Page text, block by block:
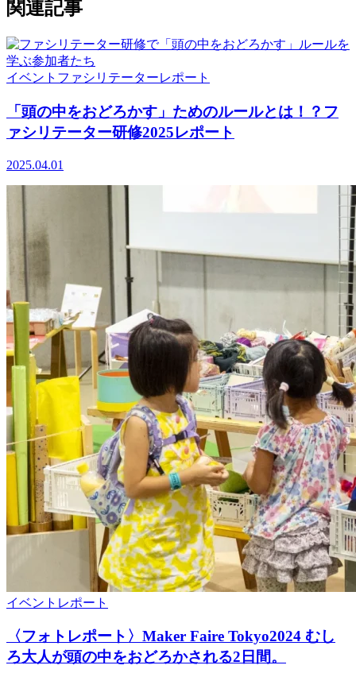
関連記事
イベント ファシリテーターレポート
「頭の中をおどろかす」ためのルールとは！？フ
ァシリテーター研修2025レポート
2025.04.01
イベント レポート
〈フォトレポート〉Maker Faire Tokyo2024 むし
ろ大人が頭の中をおどろかされる2日間。